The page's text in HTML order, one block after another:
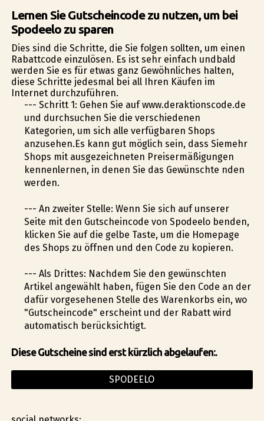
Lernen Sie Gutscheincode zu nutzen, um bei
Spodeelo zu sparen
Dies sind die Schritte, die Sie folgen sollten, um einen
Rabattcode einzulösen. Es ist sehr einfach undbald
werden Sie es für etwas ganz Gewöhnliches halten,
diese Schritte jedesmal bei all Ihren Käufen im
Internet durchzuführen.
--- Schritt 1: Gehen Sie auf www.deraktionscode.de
und durchsuchen Sie die verschiedenen
Kategorien, um sich alle verfügbaren Shops
anzusehen.Es kann gut möglich sein, dass Siemehr
Shops mit ausgezeichneten Preisermäßigungen
kennenlernen, in denen Sie das Gewünschte finden
werden.
--- An zweiter Stelle: Wenn Sie sich auf unserer
Seite mit den Gutscheincode von Spodeelo befinden,
klicken Sie auf die gelbe Taste, um die Homepage
des Shops zu öffnen und den Code zu kopieren.
--- Als Drittes: Nachdem Sie den gewünschten
Artikel angewählt haben, fügen Sie den Code an der
dafür vorgesehenen Stelle des Warenkorbs ein, wo
"Gutscheincode" erscheint und der Rabatt wird
automatisch berücksichtigt.
Diese Gutscheine sind erst kürzlich abgelaufen:.
SPODEELO